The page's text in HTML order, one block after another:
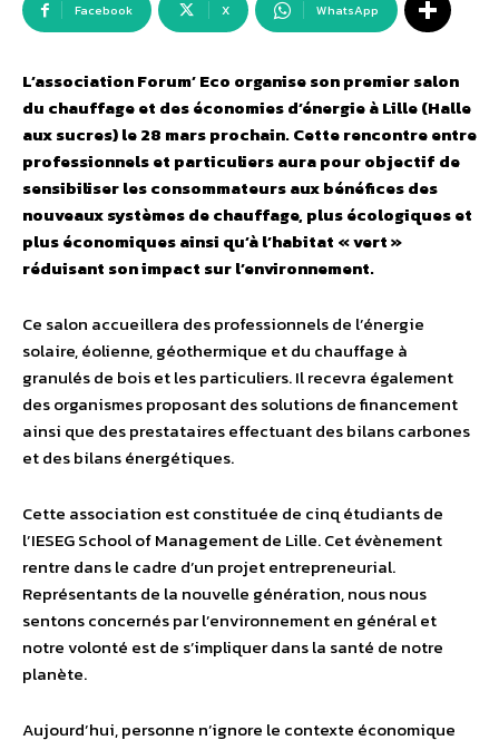
Facebook X WhatsApp
L’association Forum’ Eco organise son premier salon
du chauffage et des économies d’énergie à Lille (Halle
aux sucres) le 28 mars prochain. Cette rencontre entre
professionnels et particuliers aura pour objectif de
sensibiliser les consommateurs aux bénéfices des
nouveaux systèmes de chauffage, plus écologiques et
plus économiques ainsi qu’à l’habitat « vert »
réduisant son impact sur l’environnement.
Ce salon accueillera des professionnels de l’énergie
solaire, éolienne, géothermique et du chauffage à
granulés de bois et les particuliers. Il recevra également
des organismes proposant des solutions de financement
ainsi que des prestataires effectuant des bilans carbones
et des bilans énergétiques.
Cette association est constituée de cinq étudiants de
l’IESEG School of Management de Lille. Cet évènement
rentre dans le cadre d’un projet entrepreneurial.
Représentants de la nouvelle génération, nous nous
sentons concernés par l’environnement en général et
notre volonté est de s’impliquer dans la santé de notre
planète.
Aujourd’hui, personne n’ignore le contexte économique